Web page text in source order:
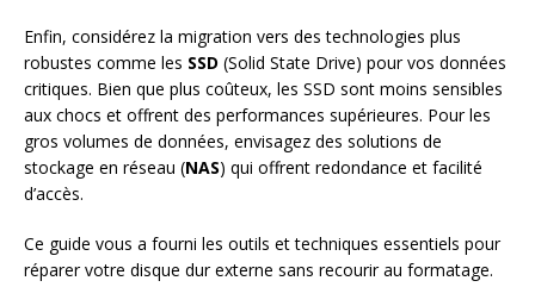
Enfin, considérez la migration vers des technologies plus
robustes comme les SSD (Solid State Drive) pour vos données
critiques. Bien que plus coûteux, les SSD sont moins sensibles
aux chocs et offrent des performances supérieures. Pour les
gros volumes de données, envisagez des solutions de
stockage en réseau (NAS) qui offrent redondance et facilité
d’accès.
Ce guide vous a fourni les outils et techniques essentiels pour
réparer votre disque dur externe sans recourir au formatage.